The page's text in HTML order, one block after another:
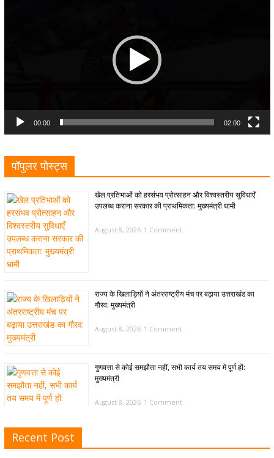
00:00 02:00
पॉपुलर पोस्ट्स
खेल प्रतिभाओं को हरसंभव प्रोत्साहन और विश्वस्तरीय सुविधाएँ
उपलब्ध कराना सरकार की प्राथमिकता: मुख्यमंत्री धामी
August 8, 2026 1 Comment
राज्य के खिलाड़ियों ने अंतरराष्ट्रीय मंच पर बढ़ाया उत्तराखंड का
गौरव: मुख्यमंत्री
August 8, 2026 1 Comment
गुणवत्ता से कोई समझौता नहीं, सभी कार्य तय समय में पूर्ण हों:
मुख्यमंत्री
August 8, 2026 1 Comment
अवसंरचना विकसित करने के निर्देश
Recent Post